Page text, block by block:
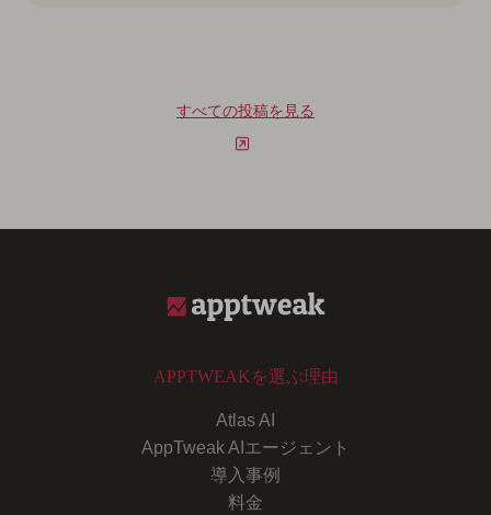
すべての投稿を見る
APPTWEAKを選ぶ理由
Atlas AI
AppTweak AIエージェント
導入事例
料金